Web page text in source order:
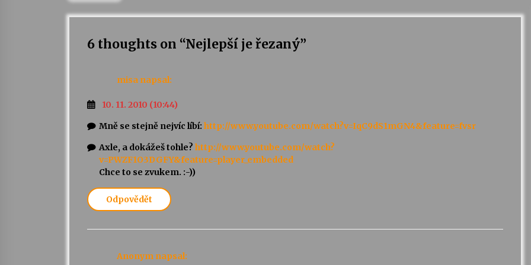
6 thoughts on “Nejlepší je řezaný”
misa napsal:
10. 11. 2010 (10:44)
Mně se stejně nejvíc líbí: http://www.youtube.com/watch?v=IqC9dS1mGN4&feature=fvsr
Axle, a dokážeš tohle? http://www.youtube.com/watch?
v=PWZF1O3DGFY&feature=player_embedded
Chce to se zvukem. :-))
Odpovědět
Anonym napsal: